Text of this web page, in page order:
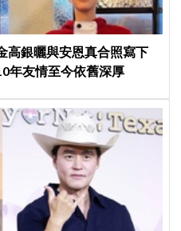
高銀曬與安恩真合照寫下
年友情至今依舊深厚